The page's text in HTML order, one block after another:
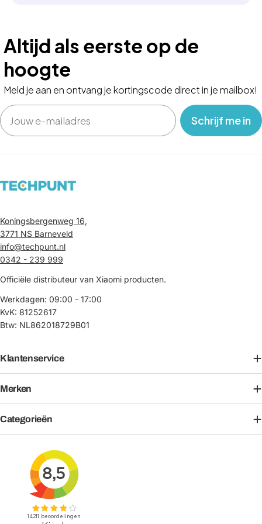
Altijd als eerste op de
hoogte
Meld je aan en ontvang je kortingscode direct in je mailbox!
Email
‎ ‎ ‎ Schrijf me in‎ ‎ ‎ ‎
Koningsbergenweg 16,
3771 NS Barneveld
info@techpunt.nl
0342 - 239 999
Officiële distributeur van Xiaomi producten.
Werkdagen: 09:00 - 17:00
KvK: 81252617
Btw: NL862018729B01
Klantenservice
Merken
Categorieën